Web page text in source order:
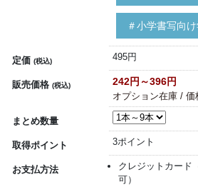
＃小学書写向
定価 (税込) 495円
販売価格 (税込) 242円～396円
オプション在庫 / 価
まとめ数量
取得ポイント 3ポイント
お支払方法
クレジットカード
可）